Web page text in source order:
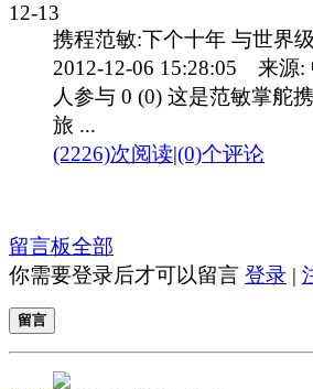
12-13
携程范敏:下个十年 与世界
2012-12-06 15:28:05 来
人参与 0 (0) 这是范敏掌舵
旅 ...
(2226)次阅读|(0)个评论
留言板全部
你需要登录后才可以留言 登录 |
留言